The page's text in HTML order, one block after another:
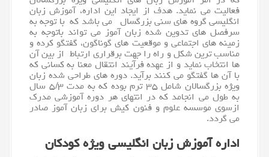
فعالیت می نماید. هدف از ایجاد این اداره، آموزش زبان
انگلیسی گروه های سنی بزرگسال می باشد که با توجه به
سرفصل های تدوین شده زبان آموز می تواند باتوجه به
زمینه های اجتماعی و موقعیت های گوناگون، گفتگو کرده و
مناسب ترین شکل و راه را جهت برقراری ارتباط از بین آن
ها انتخاب نماید و از عهده فرآیند انتقال معنا به کسانی که
با آن ها گفتگو می کنند برآید. دوره های طراحی شده زبان
ویژه بزرگسالان شامل ۳۵ ترم بوده که به مدت ۵/۳ سال
به طول می انجامد که در انتهای هر دوره آموزشی مدرک
ازسوی موسسه علوم و فنون کیش برای زبان آموز صادر
می گردد.
اداره آموزش زبان انگلیسی ویژه کودکان